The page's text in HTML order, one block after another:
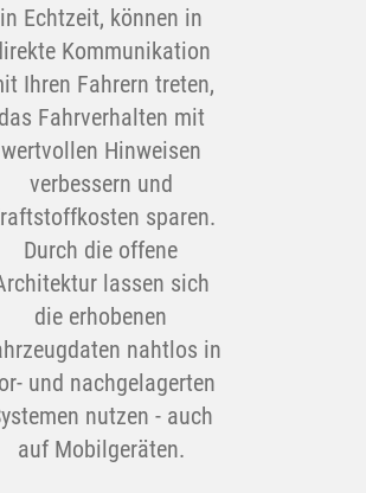
in Echtzeit, können in
Kommunikation
Ihren Fahrern treten,
das Fahrverhalten mit
wertvollen Hinweisen
verbessern und
sparen.
Durch die offene
lassen sich
die erhobenen
nahtlos in
und nachgelagerten
nutzen - auch
auf Mobilgeräten.